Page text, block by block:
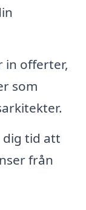
in offerter,
som
dig tid att
från